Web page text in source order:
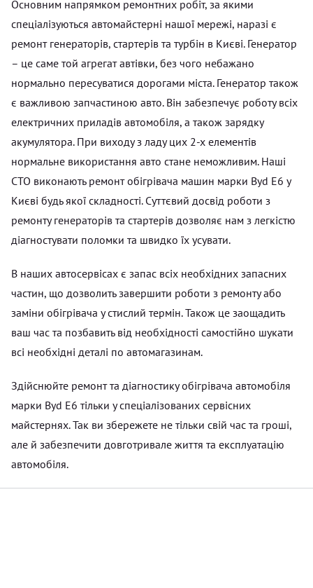
Основним напрямком ремонтних робіт, за якими
спеціалізуються автомайстерні нашої мережі, наразі є
ремонт генераторів, стартерів та турбін в Києві. Генератор
– це саме той агрегат автівки, без чого небажано
нормально пересуватися дорогами міста. Генератор також
є важливою запчастиною авто. Він забезпечує роботу всіх
електричних приладів автомобіля, а також зарядку
акумулятора. При виходу з ладу цих 2-х елементів
нормальне використання авто стане неможливим. Наші
СТО виконають ремонт обігрівача машин марки Byd E6 у
Києві будь якої складності. Суттєвий досвід роботи з
ремонту генераторів та стартерів дозволяє нам з легкістю
діагностувати поломки та швидко їх усувати.
В наших автосервісах є запас всіх необхідних запасних
частин, що дозволить завершити роботи з ремонту або
заміни обігрівача у стислий термін. Також це заощадить
ваш час та позбавить від необхідності самостійно шукати
всі необхідні деталі по автомагазинам.
Здійснюйте ремонт та діагностику обігрівача автомобіля
марки Byd E6 тільки у спеціалізованих сервісних
майстернях. Так ви збережете не тільки свій час та гроші,
але й забезпечити довготривале життя та експлуатацію
автомобіля.